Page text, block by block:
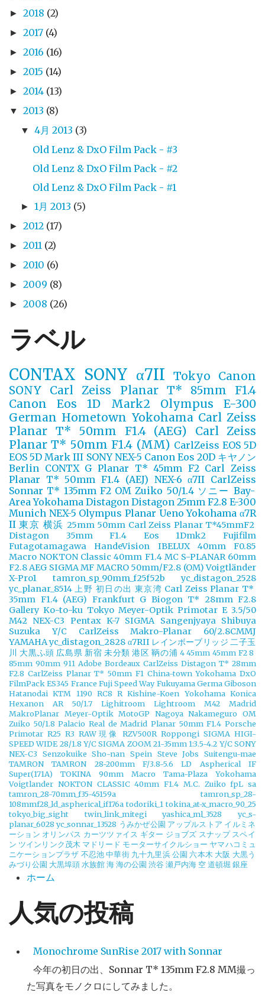
► 2018 (2)
► 2017 (4)
► 2016 (16)
► 2015 (14)
► 2014 (13)
▼ 2013 (8)
▼ 4月 2013 (3)
Old Lenz & DxO Film Pack - #3
Old Lenz & DxO Film Pack - #2
Old Lenz & DxO Film Pack - #1
►1月 2013 (5)
► 2012 (17)
► 2011 (2)
► 2010 (6)
► 2009 (8)
► 2008 (26)
ラベル
CONTAX SONY α7II Tokyo
Canon
SONY
Carl Zeiss Planar T* 85mm F1.4
Canon Eos 1D Mark2
Olympus E-300
German Hometown Yokohama Carl Zeiss
Planar T* 50mm F1.4 (AEG)
Carl Zeiss
Planar T* 50mm F1.4 (MM) CarlZeiss EOS 5D
EOS 5D Mark III SONY NEX-5 Canon Eos 20D キヤノン
Berlin CONTX G Planar T* 45mm F2 Carl Zeiss
Planar T* 50mm F1.4 (AEJ) NEX-6 α7II CarlZeiss
Sonnar T* 135mm F2 OM Zuiko 50/1.4 ソニー Bay-
Area Yokohama Distagon Distagon 25mm F2.8 E-300
Munich NEX-5 Olympus Planar Ueno Yokohama α7R
II 東京 横浜 25mm 50mm Carl Zeiss Planar T*45mmF2
Distagon 35mm F1.4
Eos 1Dmk2
Fujifilm
Futagotamagawa
HandeVision
IBELUX 40mm F0.85
Macro NOKTON Classic 40mm F1.4 MC S-PLANAR 60mm
F2.8 AEG SIGMA MF MACRO 50mm/F2.8 (OM) Voigtländer
X-Pro1
tamron_sp_90mm_f25f52b
yc_distagon_2528
yc_planar_8514 上野 初日の出 東京湾 Carl Zeiss Planar T*
35mm F1.4 (AEG) Frankfurt G Biogon T* 28mm F2.8
Gallery Ko-to-ku Tokyo Meyer-Optik Primotar E 3.5/50
M42 NEX-C3 Pentax K-7 SIGMA Sangenjyaya Shibuya
Suzuka
Y/C CarlZeiss Makro-Planar 60/2.8CMMJ
YAMAHAyc_distagon_2828 α7RII レインボーブリッジ 二子玉
川 大黒ふ頭 広島県 新宿 未分類 港区 鞆の浦 4 45mm 45mm F2 8
85mm 90mm 911 Adobe Bordeaux CarlZeiss Distagon T* 28mm
F2.8 CarlZeiss Planar T* 50mm F1 China-town Yokohama DxO
FilmPack ES345 France Fuji Speed Way Fukuyama Germa Giboson
Hatanodai KTM 1190 RC8 R Kishine-Koen Yokohama Konica
Hexanon AR 50/1.7
Lighitroom Lightroom M42
Madrid
MakroPlanar Meyer-Optik MotoGP Nagoya Nakameguro OM
Zuiko 50/1.8 Palacio Real de Madrid Planar 50mm F1.4 Porsche
Primotar R25 R3 RAW現像 RZV500R Roppongi SIGMA HIGI-
SPEED WIDE 28/1.8 Y/C SIGMA ZOOM 21-35mm 1:3.5-4.2 Y/C SONY
NEX-C3
Senzokuike Sho-nan Spein Steve Jobs
Suitengu-mae
TAMRON
TAMRON 28-200mm F/3.8-5.6 LD Aspherical IF
Super(171A)
TOKINA 90mm Macro
Tama-Plaza Yokohama
Voigtlander NOKTON CLASSIC 40mm F1.4 M.C.
Zuiko fpL sa
tamron_28-70mm_f35-45159a
tamron_sp_28-
108mmf28_ld_aspherical_if176a todoriki_1 tokina_at-x_macro_90_25
tokyo_big_sight
twin_link_mitegi yashica_ml_3528
yc_s-
planar_6028 yc_sonnar_13528 うみかぜ公園 アップルストア イルミネ
ーション オリンパス カーツツァイス ギター ジョブズ スナップ スペイ
ン ツインリンク茂木 マドリード モーターサイクルショー ヤマハコミュ
ニケーションプラザ 不忍池 中華街 九十九里浜公園 六本木 大阪 大黒う
みづり公園 大黒埠頭 水族館海海の公園 渋谷瀬戸内海 空道頓堀 銀座
ホーム
人気の投稿
Monochrome SunRise 2017 with Sonnar
今年の初日の出、Sonnar T* 135mm F2.8 MM撮っ
た写真をモノクロにしてみました。